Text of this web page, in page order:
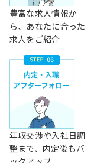
豊富な求人情報か
ら、あなたに合った
求人をご紹介
年収交渉や入社日調
整まで、内定後もバ